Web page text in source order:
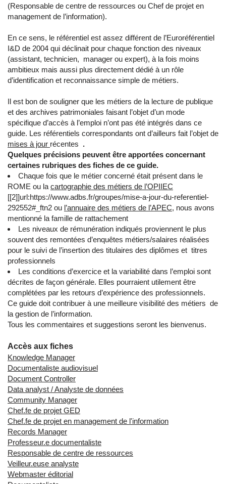
(Responsable de centre de ressources ou Chef de projet en
management de l’information).
En ce sens, le référentiel est assez différent de l’Euroréférentiel
I&D de 2004 qui déclinait pour chaque fonction des niveaux
(assistant, technicien, manager ou expert), à la fois moins
ambitieux mais aussi plus directement dédié à un rôle
d’identification et reconnaissance simple de métiers.
Il est bon de souligner que les métiers de la lecture de publique
et des archives patrimoniales faisant l’objet d’un mode
spécifique d’accès à l’emploi n’ont pas été intégrés dans ce
guide. Les référentiels correspondants ont d’ailleurs fait l’objet de
mises à jour récentes .
Quelques précisions peuvent être apportées concernant
certaines rubriques des fiches de ce guide.
Chaque fois que le métier concerné était présent dans le
ROME ou la cartographie des métiers de l’OPIIEC
[[2]]url:https://www.adbs.fr/groupes/mise-a-jour-du-referentiel-
292552#_ftn2 ou l’annuaire des métiers de l’APEC, nous avons
mentionné la famille de rattachement
Les niveaux de rémunération indiqués proviennent le plus
souvent des remontées d’enquêtes métiers/salaires réalisées
pour le suivi de l’insertion des titulaires des diplômes et titres
professionnels
Les conditions d’exercice et la variabilité dans l’emploi sont
décrites de façon générale. Elles pourraient utilement être
complétées par les retours d’expérience des professionnels.
Ce guide doit contribuer à une meilleure visibilité des métiers de
la gestion de l’information.
Tous les commentaires et suggestions seront les bienvenus.
Accès aux fiches
Knowledge Manager
Documentaliste audiovisuel
Document Controller
Data analyst / Analyste de données
Community Manager
Chef.fe de projet GED
Chef.fe de projet en management de l'information
Records Manager
Professeur.e documentaliste
Responsable de centre de ressources
Veilleur.euse analyste
Webmaster éditorial